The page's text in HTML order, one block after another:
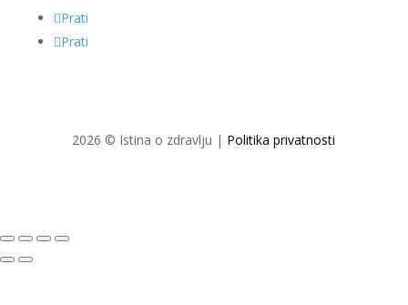
Prati
Prati
2026 © Istina o zdravlju | Politika privatnosti